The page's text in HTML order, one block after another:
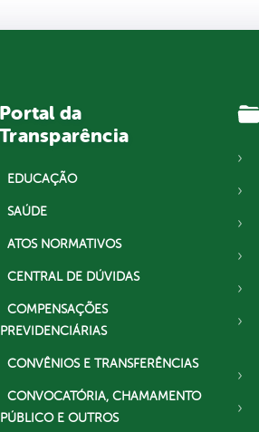
Portal da
Transparência
EDUCAÇÃO
SAÚDE
ATOS NORMATIVOS
CENTRAL DE DÚVIDAS
COMPENSAÇÕES
PREVIDENCIÁRIAS
CONVÊNIOS E TRANSFERÊNCIAS
CONVOCATÓRIA, CHAMAMENTO
PÚBLICO E OUTROS